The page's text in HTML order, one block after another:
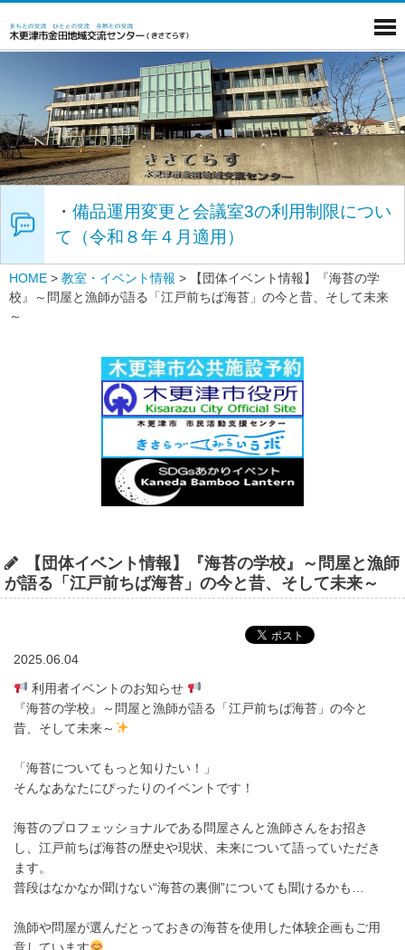
・ 備品運用変更と会議室3の利用制限につい
て（令和８年４月適用）
HOME > 教室・イベント情報 >
【団体イベント情報】『海苔の学
校』～問屋と漁師が語る「江戸前ちば海苔」の今と昔、そして未来
～
【団体イベント情報】『海苔の学校』～問屋と漁師
が語る「江戸前ちば海苔」の今と昔、そして未来～
2025.06.04
利用者イベントのお知らせ
『海苔の学校』～問屋と漁師が語る「江戸前ちば海苔」の今と
昔、そして未来～
「海苔についてもっと知りたい！」
そんなあなたにぴったりのイベントです！
海苔のプロフェッショナルである問屋さんと漁師さんをお招き
し、江戸前ちば海苔の歴史や現状、未来について語っていただき
ます。
普段はなかなか聞けない“海苔の裏側”についても聞けるかも…
漁師や問屋が選んだとっておきの海苔を使用した体験企画もご用
意しています